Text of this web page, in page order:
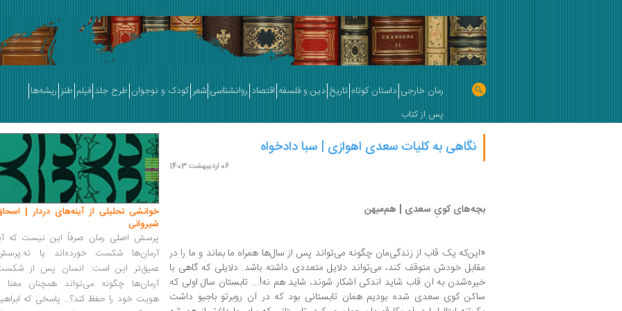
رمان خارجی داستان کوتاه تاریخ دین و فلسفه اقتصاد روانشناسی شعر کودک و نوجوان طرح جلد فیلم طنز ریشه‌ها
پس از کتاب
نگاهی به کلیات سعدی اهوازی | سبا دادخواه
06 اردیبهشت 1403
بچه‌های کویِ سعدی | هم‌میهن
«این‌که یک قاب از زندگی‌مان چگونه می‌تواند پس از سال‌ها همراه ما بماند و ما را در
مقابل خودش متوقف کند، می‌تواند دلایل متعددی داشته باشد. دلایلی که گاهی با
خیره‌شدن به آن قاب شاید اندکی آشکار شوند، شاید هم نه!... تابستان سال اولی که
ساکن کوی سعدی شده بودیم همان تابستانی بود که در آن روبرتو باجیو داشت
خوانشی تحلیلی از آینه‌های دردار |
شیروانی
پرسش اصلی رمان صرفاً این نیست که
آرمان‌ها شکست خورده‌اند یا
عمیق‌تر این است: انسان پس از
آرمان‌ها چگونه می‌تواند همچنان معنا
هویت خود را حفظ کند؟... پاسخی که